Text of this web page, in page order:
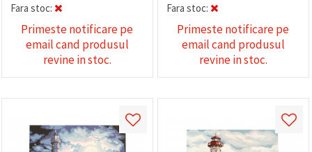
Fara stoc:
Primeste notificare pe
email cand produsul
revine in stoc.
Fara stoc:
Primeste notificare pe
email cand produsul
revine in stoc.